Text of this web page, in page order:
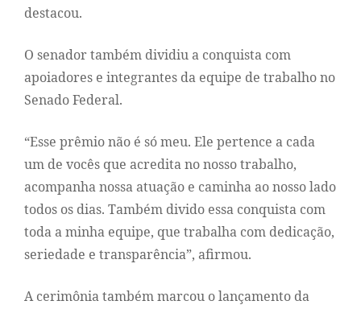
destacou.
O senador também dividiu a conquista com
apoiadores e integrantes da equipe de trabalho no
Senado Federal.
“Esse prêmio não é só meu. Ele pertence a cada
um de vocês que acredita no nosso trabalho,
acompanha nossa atuação e caminha ao nosso lado
todos os dias. Também divido essa conquista com
toda a minha equipe, que trabalha com dedicação,
seriedade e transparência”, afirmou.
A cerimônia também marcou o lançamento da